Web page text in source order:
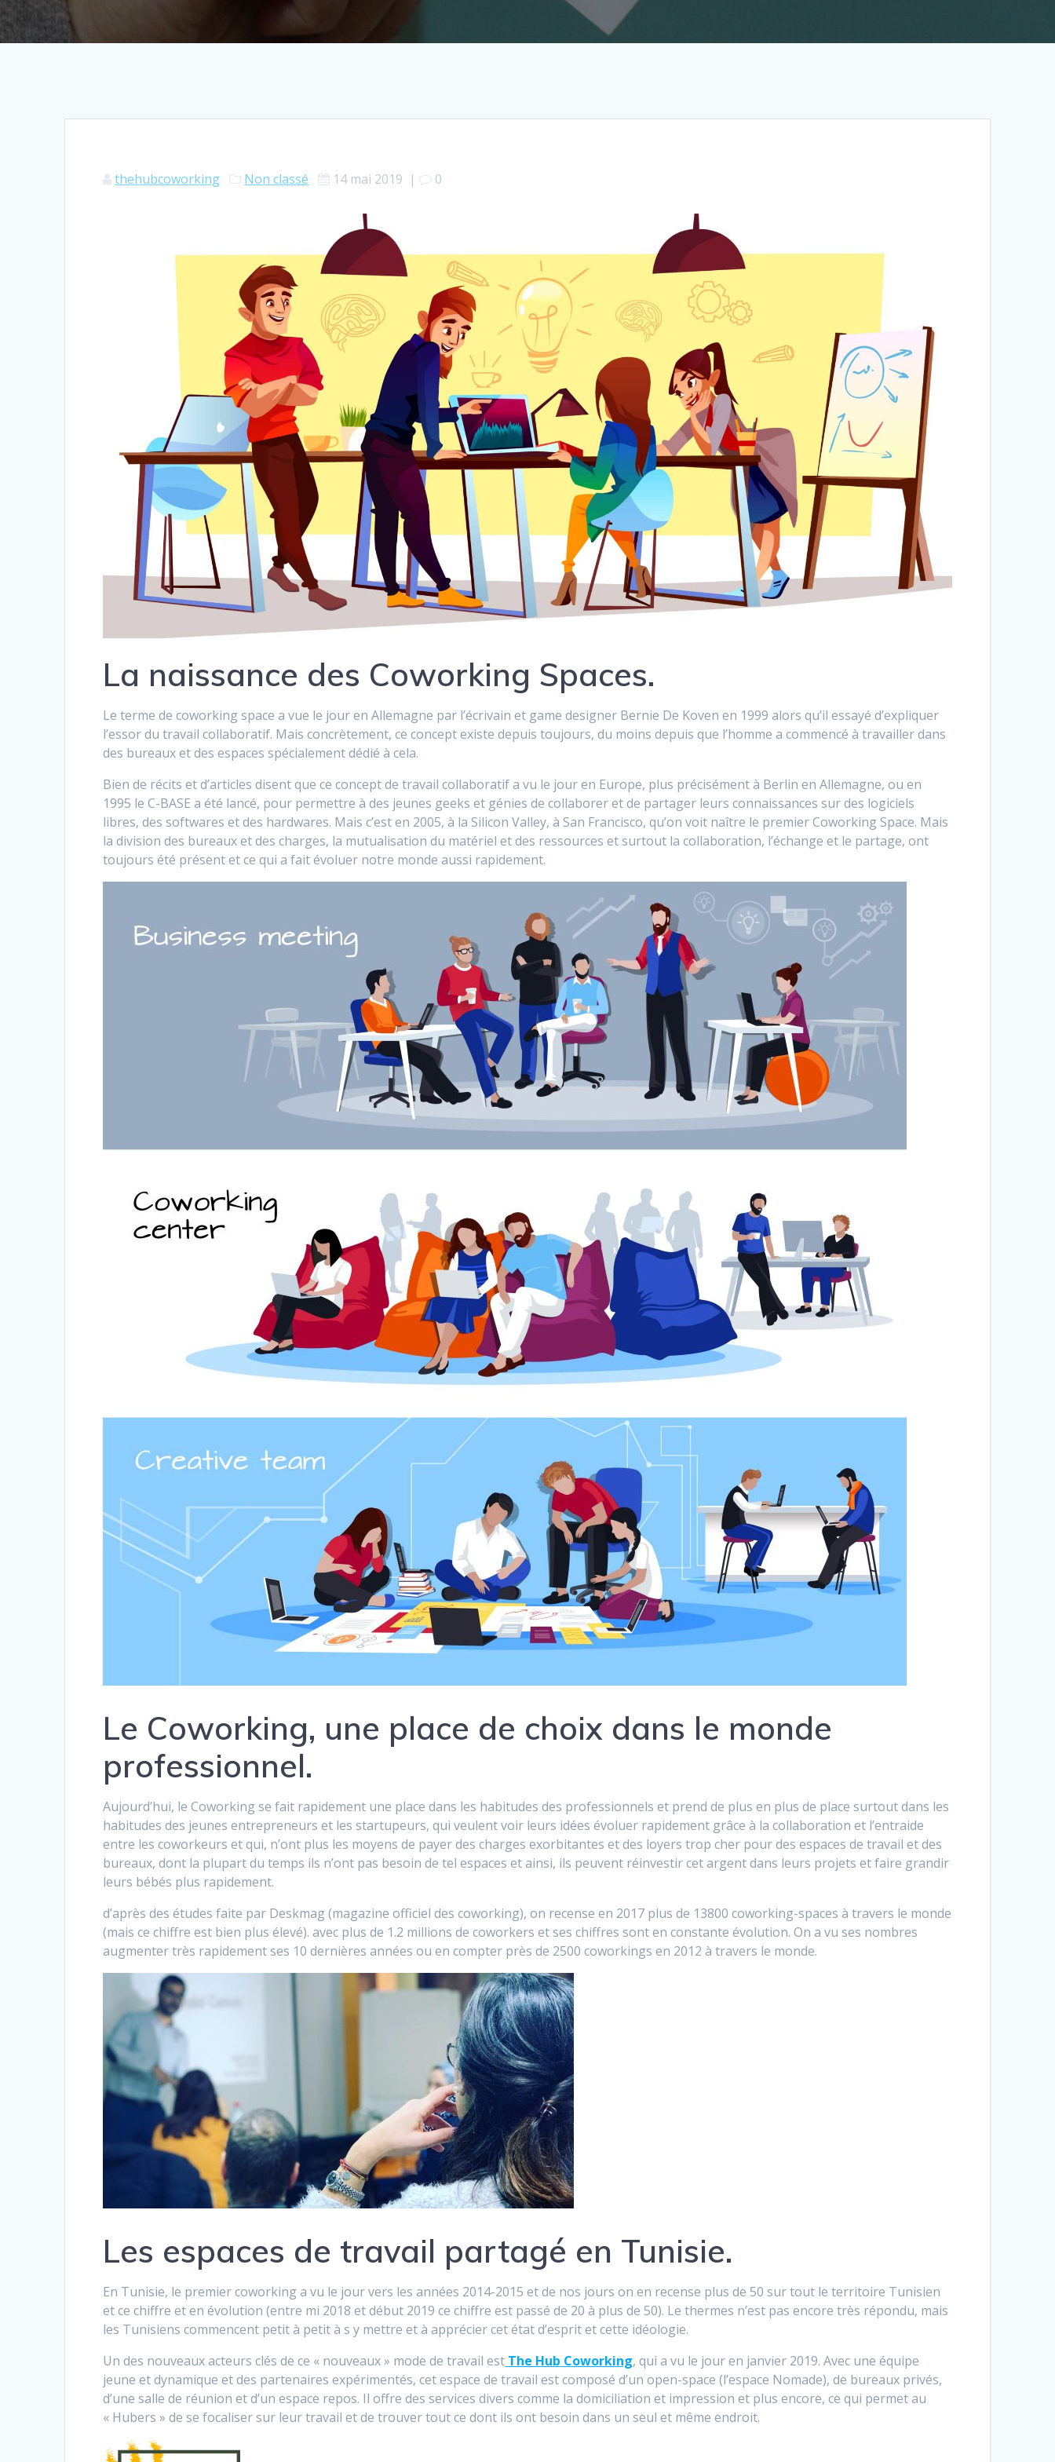
thehubcoworking Non classé 14 mai 2019 | 0
La naissance des Coworking Spaces.
Le terme de coworking space a vue le jour en Allemagne par l’écrivain et game designer Bernie De Koven en 1999 alors qu’il essayé d’expliquer
l’essor du travail collaboratif. Mais concrètement, ce concept existe depuis toujours, du moins depuis que l’homme a commencé à travailler dans
des bureaux et des espaces spécialement dédié à cela.
Bien de récits et d’articles disent que ce concept de travail collaboratif a vu le jour en Europe, plus précisément à Berlin en Allemagne, ou en
1995 le C-BASE a été lancé, pour permettre à des jeunes geeks et génies de collaborer et de partager leurs connaissances sur des logiciels
libres, des softwares et des hardwares. Mais c’est en 2005, à la Silicon Valley, à San Francisco, qu’on voit naître le premier Coworking Space. Mais
la division des bureaux et des charges, la mutualisation du matériel et des ressources et surtout la collaboration, l’échange et le partage, ont
toujours été présent et ce qui a fait évoluer notre monde aussi rapidement.
Le Coworking, une place de choix dans le monde
professionnel.
Aujourd’hui, le Coworking se fait rapidement une place dans les habitudes des professionnels et prend de plus en plus de place surtout dans les
habitudes des jeunes entrepreneurs et les startupeurs, qui veulent voir leurs idées évoluer rapidement grâce à la collaboration et l’entraide
entre les coworkeurs et qui, n’ont plus les moyens de payer des charges exorbitantes et des loyers trop cher pour des espaces de travail et des
bureaux, dont la plupart du temps ils n’ont pas besoin de tel espaces et ainsi, ils peuvent réinvestir cet argent dans leurs projets et faire grandir
leurs bébés plus rapidement.
d’après des études faite par Deskmag (magazine officiel des coworking), on recense en 2017 plus de 13800 coworking-spaces à travers le monde
(mais ce chiffre est bien plus élevé). avec plus de 1.2 millions de coworkers et ses chiffres sont en constante évolution. On a vu ses nombres
augmenter très rapidement ses 10 dernières années ou en compter près de 2500 coworkings en 2012 à travers le monde.
Les espaces de travail partagé en Tunisie.
En Tunisie, le premier coworking a vu le jour vers les années 2014-2015 et de nos jours on en recense plus de 50 sur tout le territoire Tunisien
et ce chiffre et en évolution (entre mi 2018 et début 2019 ce chiffre est passé de 20 à plus de 50). Le thermes n’est pas encore très répondu, mais
les Tunisiens commencent petit à petit à s y mettre et à apprécier cet état d’esprit et cette idéologie.
Un des nouveaux acteurs clés de ce « nouveaux » mode de travail est The Hub Coworking, qui a vu le jour en janvier 2019. Avec une équipe
jeune et dynamique et des partenaires expérimentés, cet espace de travail est composé d’un open-space (l’espace Nomade), de bureaux privés,
d’une salle de réunion et d’un espace repos. Il offre des services divers comme la domiciliation et impression et plus encore, ce qui permet au
« Hubers » de se focaliser sur leur travail et de trouver tout ce dont ils ont besoin dans un seul et même endroit.